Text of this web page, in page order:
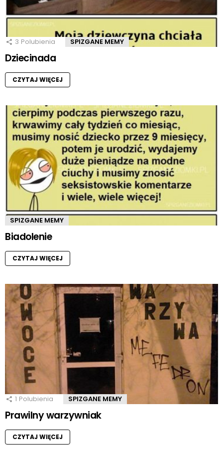
3 Polubienia SPIZGANE MEMY
Dziecinada
CZYTAJ WIĘCEJ
SPIZGANE MEMY
Biadolenie
CZYTAJ WIĘCEJ
1 Polubienia SPIZGANE MEMY
Prawilny warzywniak
CZYTAJ WIĘCEJ